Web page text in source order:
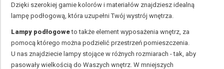
Dzięki szerokiej gamie kolorów i materiałów znajdziesz idealną
lampę podłogową, która uzupełni Twój wystrój wnętrza.
Lampy podłogoweto także element wyposażenia wnętrz, za
pomocą którego można podzielić przestrzeń pomieszczenia.
U nas znajdziecie lampy stojące w różnych rozmiarach - tak, aby
pasowały wielkością do Waszych wnętrz. W mniejszych